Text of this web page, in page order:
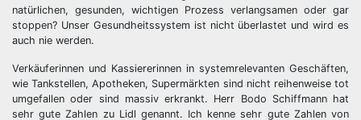
natürlichen, gesunden, wichtigen Prozess verlangsamen oder gar
stoppen? Unser Gesundheitssystem ist nicht überlastet und wird es
auch nie werden.
Verkäuferinnen und Kassiererinnen in systemrelevanten Geschäften,
wie Tankstellen, Apotheken, Supermärkten sind nicht reihenweise tot
umgefallen oder sind massiv erkrankt. Herr Bodo Schiffmann hat
sehr gute Zahlen zu Lidl genannt. Ich kenne sehr gute Zahlen von